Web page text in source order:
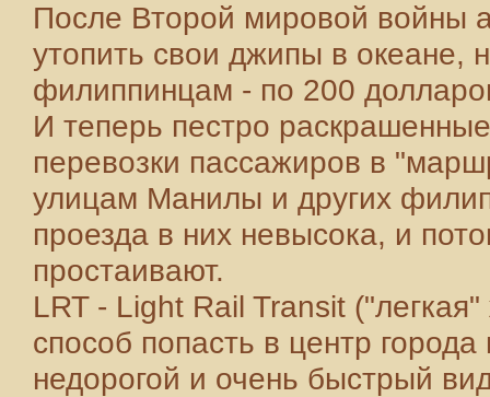
После Второй мировой войны
утопить свои джипы в океане,
филиппинцам - по 200
И теперь пестро
перевозки пассажиров в
улицам Манилы и других
проезда в них невысока, и
простаивают.
LRT - Light Rail Transit
способ попасть в центр
недорогой и очень быстрый